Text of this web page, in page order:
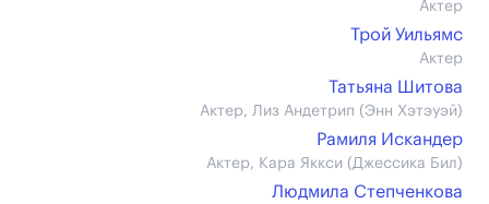
Актер
Трой Уильямс
Актер
Татьяна Шитова
Актер, Лиз Андетрип (Энн Хэтэуэй)
Рамиля Искандер
Актер, Кара Яккси (Джессика Бил)
Людмила Степченкова